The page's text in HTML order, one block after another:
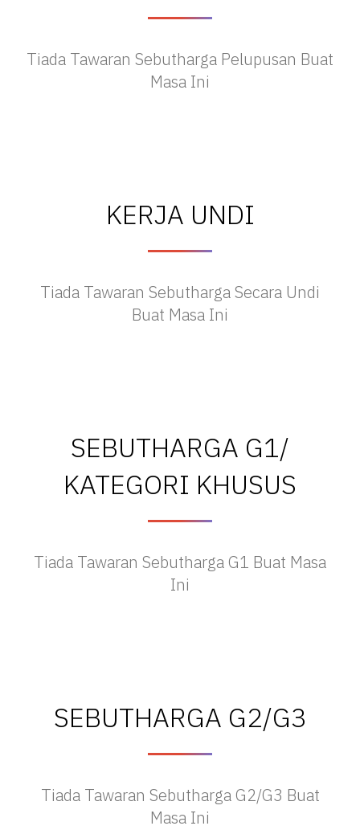
Tiada Tawaran Sebutharga Pelupusan Buat
Masa Ini
KERJA UNDI
Tiada Tawaran Sebutharga Secara Undi
Buat Masa Ini
SEBUTHARGA G1/
KATEGORI KHUSUS
Tiada Tawaran Sebutharga G1 Buat Masa
Ini
SEBUTHARGA G2/G3
Tiada Tawaran Sebutharga G2/G3 Buat
Masa Ini